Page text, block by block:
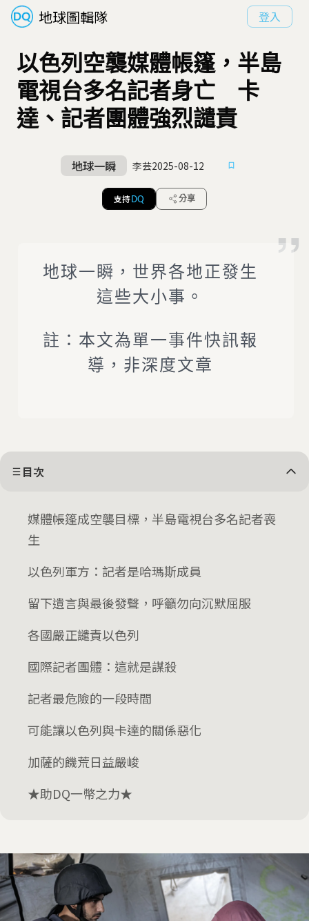
地球圖輯隊 登入
以色列空襲媒體帳篷，半島
電視台多名記者身亡 卡
達、記者團體強烈譴責
地球一瞬 李芸2025-08-12
支持 DQ 分享
地球一瞬，世界各地正發生
這些大小事。
註：本文為單一事件快訊報
導，非深度文章
目次
媒體帳篷成空襲目標，半島電視台多名記者喪
生
以色列軍方：記者是哈瑪斯成員
留下遺言與最後發聲，呼籲勿向沉默屈服
各國嚴正譴責以色列
國際記者團體：這就是謀殺
記者最危險的一段時間
可能讓以色列與卡達的關係惡化
加薩的饑荒日益嚴峻
★助DQ一幣之力★